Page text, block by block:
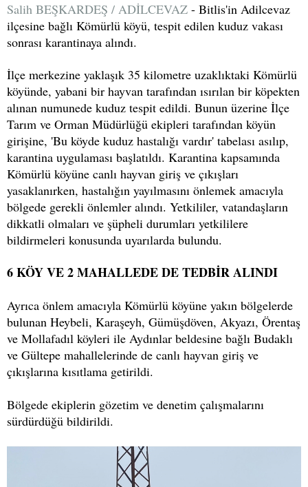
Salih BEŞKARDEŞ / ADİLCEVAZ - Bitlis'in Adilcevaz
ilçesine bağlı Kömürlü köyü, tespit edilen kuduz vakası
sonrası karantinaya alındı.
İlçe merkezine yaklaşık 35 kilometre uzaklıktaki Kömürlü
köyünde, yabani bir hayvan tarafından ısırılan bir köpekten
alınan numunede kuduz tespit edildi. Bunun üzerine İlçe
Tarım ve Orman Müdürlüğü ekipleri tarafından köyün
girişine, 'Bu köyde kuduz hastalığı vardır' tabelası asılıp,
karantina uygulaması başlatıldı. Karantina kapsamında
Kömürlü köyüne canlı hayvan giriş ve çıkışları
yasaklanırken, hastalığın yayılmasını önlemek amacıyla
bölgede gerekli önlemler alındı. Yetkililer, vatandaşların
dikkatli olmaları ve şüpheli durumları yetkililere
bildirmeleri konusunda uyarılarda bulundu.
6 KÖY VE 2 MAHALLEDE DE TEDBİR ALINDI
Ayrıca önlem amacıyla Kömürlü köyüne yakın bölgelerde
bulunan Heybeli, Karaşeyh, Gümüşdöven, Akyazı, Örentaş
ve Mollafadıl köyleri ile Aydınlar beldesine bağlı Budaklı
ve Gültepe mahallelerinde de canlı hayvan giriş ve
çıkışlarına kısıtlama getirildi.
Bölgede ekiplerin gözetim ve denetim çalışmalarını
sürdürdüğü bildirildi.